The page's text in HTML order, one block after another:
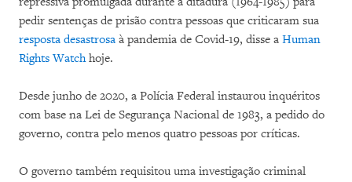
pedir sentenças de prisão contra pessoas que criticaram sua
resposta desastrosa à pandemia de Covid-19, disse a Human
Rights Watchhoje.
Desde junho de 2020, a Polícia Federal instaurou inquéritos
com base na Lei de Segurança Nacional de 1983, a pedido do
governo, contra pelo menos quatro pessoas por críticas.
O governo também requisitou uma investigação criminal